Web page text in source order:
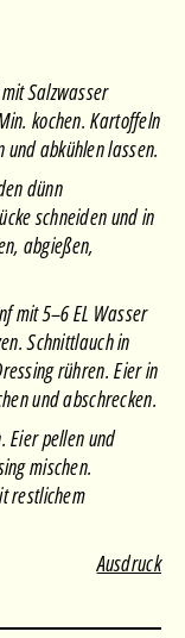
Salzwasser
kochen. Kartoffeln
abkühlen lassen.
dünn
schneiden und in
abgießen,
mit 5–6 EL Wasser
Schnittlauch in
rühren. Eier in
und abschrecken.
Eier pellen und
mischen.
restlichem
Ausdruck